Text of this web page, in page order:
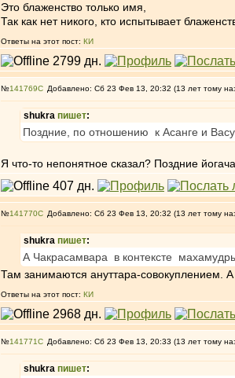
Это блаженство только имя,
Так как нет никого, кто испытывает
Ответы на этот пост: КИ
№141769 Добавлено: Сб 23 Фев 13, 20:32 (13 лет тому
shukra пишет:
Поздние, по отношению к Асанге и
Я что-то непонятное сказал? Поздние
№141770 Добавлено: Сб 23 Фев 13, 20:32 (13 лет тому
shukra пишет:
А Чакрасамвара в контексте
Там занимаются ануттара-совокуплением.
Ответы на этот пост: КИ
№141771 Добавлено: Сб 23 Фев 13, 20:33 (13 лет тому
shukra пишет: